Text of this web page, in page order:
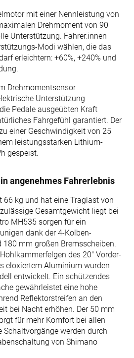
mit einer Nennleistung von
Drehmoment von 90
Unterstützung. Fahrer:innen
Modi wählen, die das
erleichtern: +60%, +240% und
Drehmomentsensor
Unterstützung
Pedale ausgeübten Kraft
Fahrgefühl garantiert. Der
einer Geschwindigkeit von 25
leistungsstarken Lithium-
gespeist.
angenehmes Fahrerlebnis
66 kg und hat eine Traglast von
Gesamtgewicht liegt bei
MH535 sorgen für ein
dank der 4-Kolben-
180 mm großen Bremsscheiben.
des 20" Vorder-
eloxiertem Aluminium wurden
entwickelt. Ein schützendes
gewährleistet eine hohe
Reflektorstreifen an den
bei Nacht erhöhen. Der 50 mm
für mehr Komfort bei allen
Schaltvorgänge werden durch
von Shimano